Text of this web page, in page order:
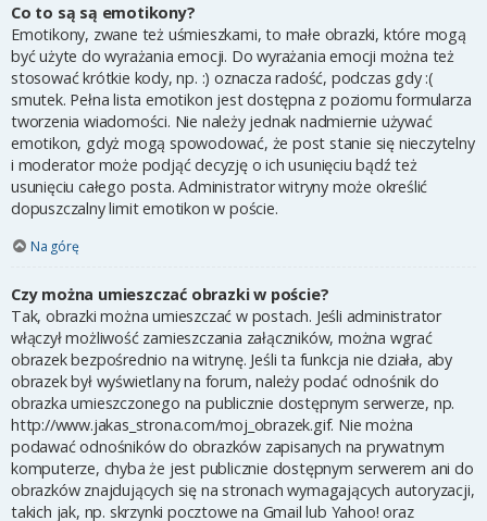
Co to są są emotikony?
Emotikony, zwane też uśmieszkami, to małe obrazki, które mogą
być użyte do wyrażania emocji. Do wyrażania emocji można też
stosować krótkie kody, np. :) oznacza radość, podczas gdy :(
smutek. Pełna lista emotikon jest dostępna z poziomu formularza
tworzenia wiadomości. Nie należy jednak nadmiernie używać
emotikon, gdyż mogą spowodować, że post stanie się nieczytelny
i moderator może podjąć decyzję o ich usunięciu bądź też
usunięciu całego posta. Administrator witryny może określić
dopuszczalny limit emotikon w poście.
Na górę
Czy można umieszczać obrazki w poście?
Tak, obrazki można umieszczać w postach. Jeśli administrator
włączył możliwość zamieszczania załączników, można wgrać
obrazek bezpośrednio na witrynę. Jeśli ta funkcja nie działa, aby
obrazek był wyświetlany na forum, należy podać odnośnik do
obrazka umieszczonego na publicznie dostępnym serwerze, np.
http://www.jakas_strona.com/moj_obrazek.gif. Nie można
podawać odnośników do obrazków zapisanych na prywatnym
komputerze, chyba że jest publicznie dostępnym serwerem ani do
obrazków znajdujących się na stronach wymagających autoryzacji,
takich jak, np. skrzynki pocztowe na Gmail lub Yahoo! oraz